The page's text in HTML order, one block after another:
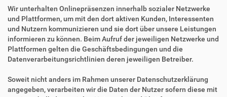
Wir unterhalten Onlinepräsenzen innerhalb sozialer Netzwerke
und Plattformen, um mit den dort aktiven Kunden, Interessenten
und Nutzern kommunizieren und sie dort über unsere Leistungen
informieren zu können. Beim Aufruf der jeweiligen Netzwerke und
Plattformen gelten die Geschäftsbedingungen und die
Datenverarbeitungsrichtlinien deren jeweiligen Betreiber.
Soweit nicht anders im Rahmen unserer Datenschutzerklärung
angegeben, verarbeiten wir die Daten der Nutzer sofern diese mit